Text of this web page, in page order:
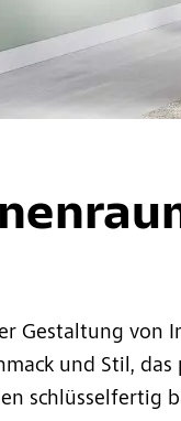
Gestaltung von
und Stil,
schlüsselfertig